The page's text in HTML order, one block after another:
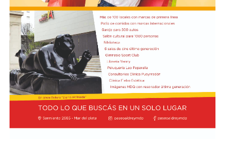
bancos públicos para usarlos como proyectiles. También
se registraron daños en estructuras edilicias y en
vehículos policiales.
El Ministerio de Seguridad Nacional solicitó al juzgado
que ordene preservar los registros fílmicos de los
hechos, que se libre oficio al Gobierno porteño y al
Congreso para que informen la totalidad de los daños y
el perjuicio económico, y adelantó que se encuentra
evaluando aportar elementos de prueba adicionales